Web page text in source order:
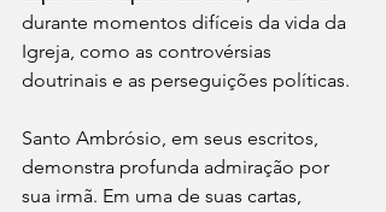
durante momentos difíceis da vida da
Igreja, como as controvérsias
doutrinais e as perseguições políticas.
Santo Ambrósio, em seus escritos,
demonstra profunda admiração por
sua irmã. Em uma de suas cartas,